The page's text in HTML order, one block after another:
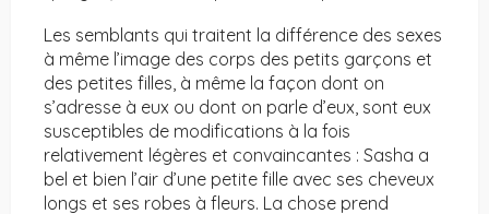
Les semblants qui traitent la différence des sexes
à même l’image des corps des petits garçons et
des petites filles, à même la façon dont on
s’adresse à eux ou dont on parle d’eux, sont eux
susceptibles de modifications à la fois
relativement légères et convaincantes : Sasha a
bel et bien l’air d’une petite fille avec ses cheveux
longs et ses robes à fleurs. La chose prend